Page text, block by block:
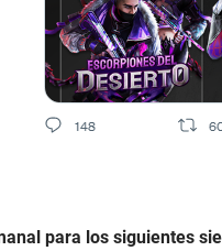
para los siguientes